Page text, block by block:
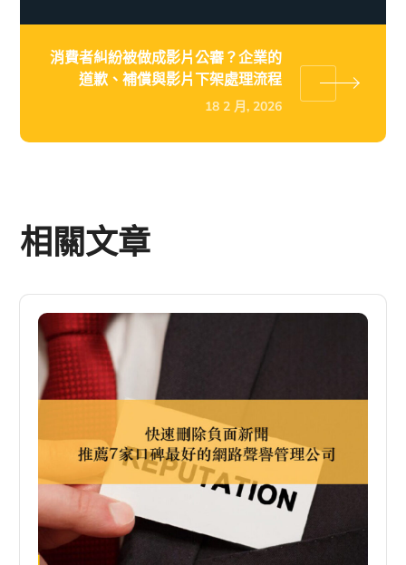
消費者糾紛被做成影片公審？企業的
道歉、補償與影片下架處理流程
18 2 月, 2026
相關文章